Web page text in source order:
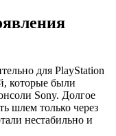
для PlayStation
которые были
Sony. Долгое
шлем только через
нестабильно и